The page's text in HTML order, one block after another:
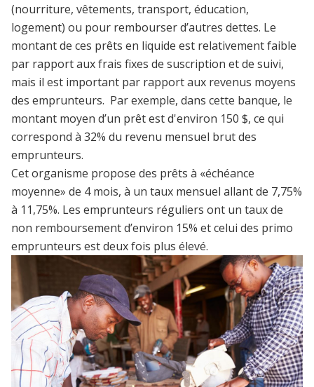
(nourriture, vêtements, transport, éducation,
logement) ou pour rembourser d’autres dettes. Le
montant de ces prêts en liquide est relativement faible
par rapport aux frais fixes de suscription et de suivi,
mais il est important par rapport aux revenus moyens
des emprunteurs. Par exemple, dans cette banque, le
montant moyen d’un prêt est d'environ 150 $, ce qui
correspond à 32% du revenu mensuel brut des
emprunteurs.
Cet organisme propose des prêts à «échéance
moyenne» de 4 mois, à un taux mensuel allant de 7,75%
à 11,75%. Les emprunteurs réguliers ont un taux de
non remboursement d’environ 15% et celui des primo
emprunteurs est deux fois plus élevé.